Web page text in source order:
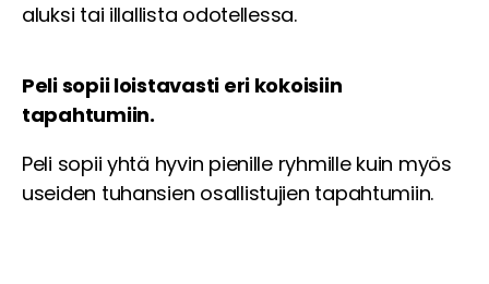
aluksi tai illallista odotellessa.
Peli sopii loistavasti eri kokoisiin
tapahtumiin.
Peli sopii yhtä hyvin pienille ryhmille kuin myös
useiden tuhansien osallistujien tapahtumiin.